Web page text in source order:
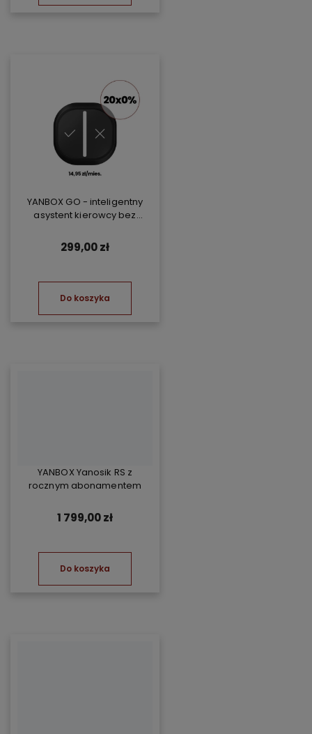
YANBOX GO - inteligentny
asystent kierowcy bez
299,00 zł
Do koszyka
YANBOX Yanosik RS z
rocznym abonamentem
1 799,00 zł
Do koszyka